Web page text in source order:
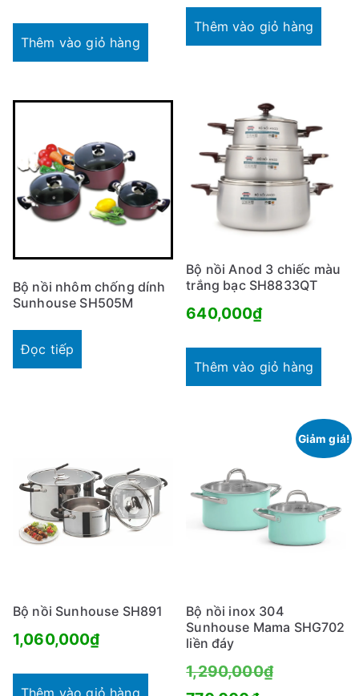
Thêm vào giỏ hàng
Thêm vào giỏ hàng
Bộ nồi nhôm chống dính
Sunhouse SH505M
Đọc tiếp
Bộ nồi Anod 3 chiếc màu
trắng bạc SH8833QT
640,000₫
Thêm vào giỏ hàng
Bộ nồi Sunhouse SH891
1,060,000₫
Thêm vào giỏ hàng
Giảm giá!
Bộ nồi inox 304
Sunhouse Mama SHG702
liền đáy
1,290,000₫Giá